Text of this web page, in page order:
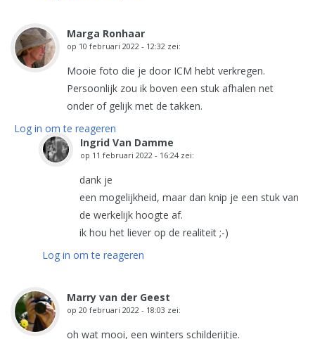
Marga Ronhaar
op 10 februari 2022 - 12:32 zei:
Mooie foto die je door ICM hebt verkregen.
Persoonlijk zou ik boven een stuk afhalen net
onder of gelijk met de takken.
Log in om te reageren
Ingrid Van Damme
op 11 februari 2022 - 16:24 zei:
dank je
een mogelijkheid, maar dan knip je een stuk van
de werkelijk hoogte af.
ik hou het liever op de realiteit ;-)
Log in om te reageren
Marry van der Geest
op 20 februari 2022 - 18:03 zei:
oh wat mooi, een winters schilderijtje.